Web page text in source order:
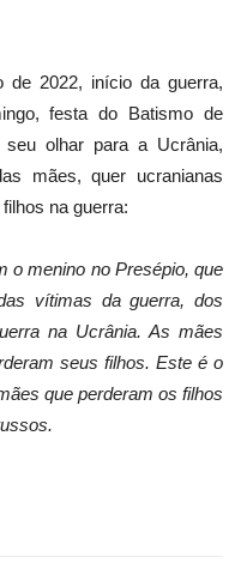
de 2022, início da guerra,
festa do Batismo de
olhar para a Ucrânia,
mães, quer ucranianas
na guerra:
o menino no Presépio, que
vítimas da guerra, dos
na Ucrânia. As mães
seus filhos. Este é o
que perderam os filhos